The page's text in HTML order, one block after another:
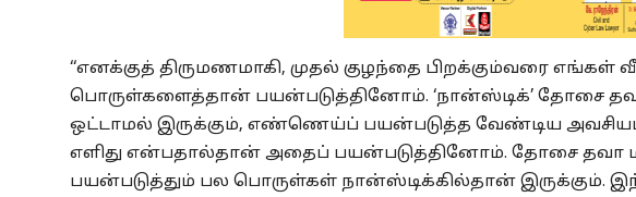
‘‘எனக்குத் திருமணமாகி, முதல் குழந்தை பிறக்கும்வரை எங்கள்
பொருள்களைத்தான் பயன்படுத்தினோம். ‘நான்ஸ்டிக்’ தோசை
ஒட்டாமல் இருக்கும், எண்ணெய்ப் பயன்படுத்த வேண்டிய அவசியம்
எளிது என்பதால்தான் அதைப் பயன்படுத்தினோம். தோசை தவா
பயன்படுத்தும் பல பொருள்கள் நான்ஸ்டிக்கில்தான் இருக்கும்.